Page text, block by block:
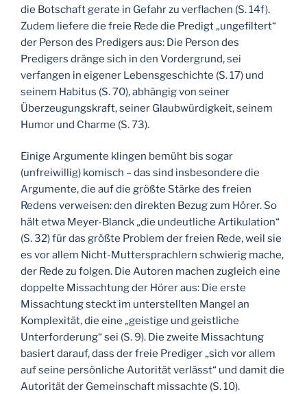
die Botschaft gerate in Gefahr zu verflachen (S. 14f).
Zudem liefere die freie Rede die Predigt „ungefiltert“
der Person des Predigers aus: Die Person des
Predigers dränge sich in den Vordergrund, sei
verfangen in eigener Lebensgeschichte (S. 17) und
seinem Habitus (S. 70), abhängig von seiner
Überzeugungskraft, seiner Glaubwürdigkeit, seinem
Humor und Charme (S. 73).
Einige Argumente klingen bemüht bis sogar
(unfreiwillig) komisch – das sind insbesondere die
Argumente, die auf die größte Stärke des freien
Redens verweisen: den direkten Bezug zum Hörer. So
hält etwa Meyer-Blanck „die undeutliche Artikulation“
(S. 32) für das größte Problem der freien Rede, weil sie
es vor allem Nicht-Muttersprachlern schwierig mache,
der Rede zu folgen. Die Autoren machen zugleich eine
doppelte Missachtung der Hörer aus: Die erste
Missachtung steckt im unterstellten Mangel an
Komplexität, die eine „geistige und geistliche
Unterforderung“ sei (S. 9). Die zweite Missachtung
basiert darauf, dass der freie Prediger „sich vor allem
auf seine persönliche Autorität verlässt“ und damit die
Autorität der Gemeinschaft missachte (S. 10).